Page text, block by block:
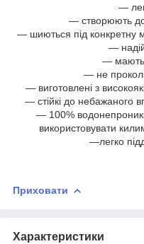
—
— створюють
— шиються під конкретну
—
— мають
— не
— виготовлені з
— стійкі до небажаного
— 100%
використовувати
—легко
Приховати
Характеристики